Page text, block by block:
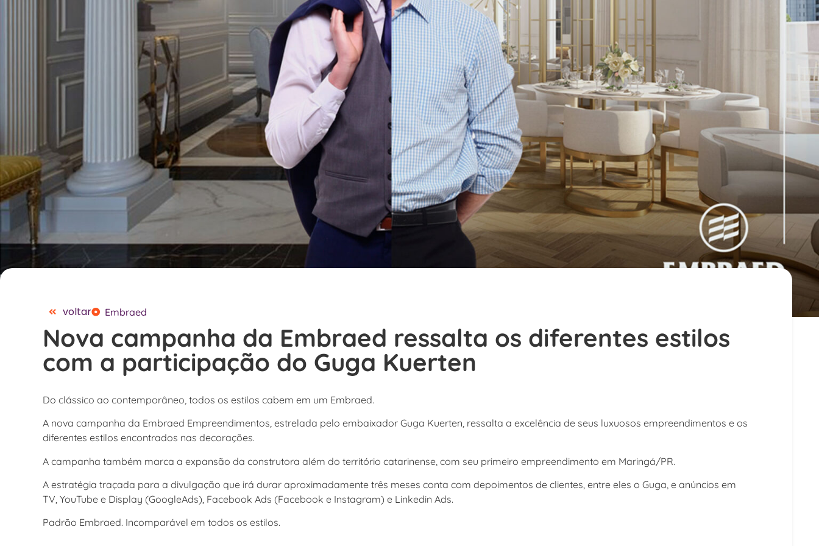
voltar Embraed
Nova campanha da Embraed ressalta os diferentes estilos
com a participação do Guga Kuerten
Do clássico ao contemporâneo, todos os estilos cabem em um Embraed.
A nova campanha da Embraed Empreendimentos, estrelada pelo embaixador Guga Kuerten, ressalta a excelência de seus luxuosos empreendimentos e os
diferentes estilos encontrados nas decorações.
A campanha também marca a expansão da construtora além do território catarinense, com seu primeiro empreendimento em Maringá/PR.
A estratégia traçada para a divulgação que irá durar aproximadamente três meses conta com depoimentos de clientes, entre eles o Guga, e anúncios em
TV, YouTube e Display (GoogleAds), Facebook Ads (Facebook e Instagram) e Linkedin Ads.
Padrão Embraed. Incomparável em todos os estilos.